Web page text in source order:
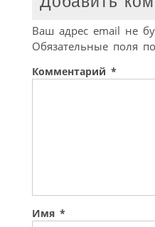
Ваш адрес email не
Обязательные поля
Комментарий *
Имя *